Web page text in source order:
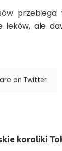
przebiega
ale
on Twitter
koraliki